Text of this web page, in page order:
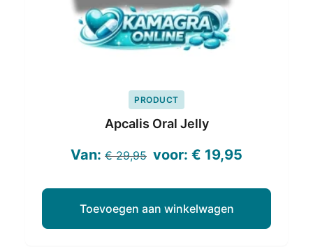
PRODUCT
Apcalis Oral Jelly
Van: €29,95 Oorspronkelijke
voor: € 19,95
€ 19,95.
Toevoegen aan winkelwagen